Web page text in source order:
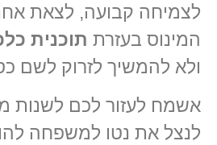
לצמיחה קבועה, לצאת
המינוס בעזרת תוכנית
ולא להמשיך לזרוק לשם
אשמח לעזור לכם לשנות
לנצל את נטו למשפחה